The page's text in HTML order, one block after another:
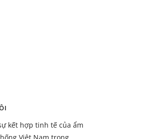
kết hợp tinh tế của ẩm